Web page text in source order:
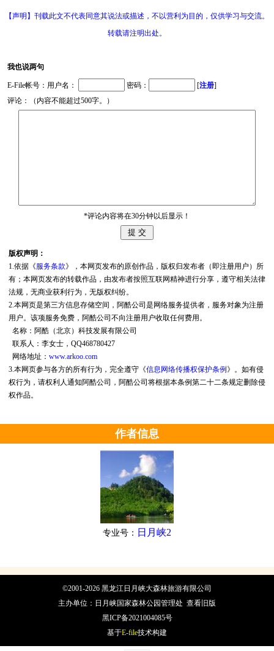
【声明】刊载此文不代表同意其说法或描述，不以营利为目的，仅供学习与交流。
转载请注明出处。
我也说两句
E-File帐号：用户名： 密码： [注册]
评论：（内容不能超过500字。）
*评论内容将在30分钟以后显示！
版权声明：
1.依据《服务条款》，本网页发布的原创作品，版权归发布者（即注册用户）所
有；本网页发布的转载作品，由发布者按照互联网精神进行分享，遵守相关法律
法规，无商业获利行为，无版权纠纷。
2.本网页是第三方信息存储空间，阿酷公司是网络服务提供者，服务对象为注册
用户。该项服务免费，阿酷公司不向注册用户收取任何费用。
名称：阿酷（北京）科技发展有限公司
联系人：李女士，QQ468780427
网络地址： www.arkoo.com
3.本网页参与各方的所有行为，完全遵守《信息网络传播权保护条例》。如有侵
权行为，请权利人通知阿酷公司，阿酷公司将根据本条例第二十二条规定删除侵
权作品。
作者信息
专业号： 日月峡2
©2001-2026 黑龙江日月峡大森林旅游有限公司
主办单位：日月峡国家森林公园管理处 查看旧版
黑ICP备2021004085号
基于E-file技术构建